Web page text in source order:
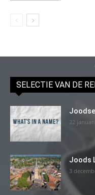
SELECTIE VAN DE
Joodse
22
Joods
3